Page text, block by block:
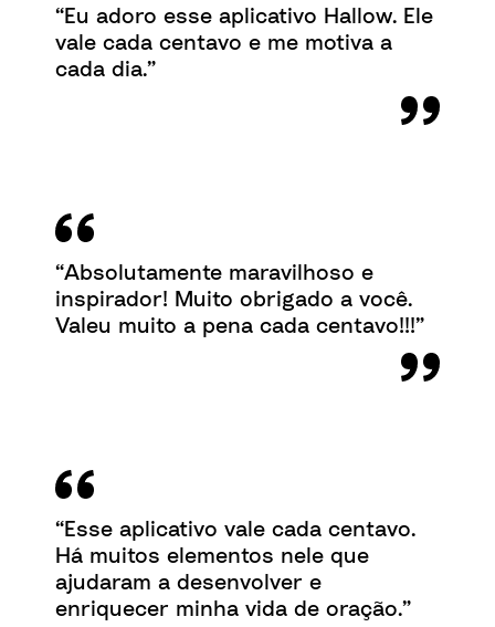
“Eu adoro esse aplicativo Hallow. Ele
vale cada centavo e me motiva a
cada dia.”
“Absolutamente maravilhoso e
inspirador! Muito obrigado a você.
Valeu muito a pena cada centavo!!!”
“Esse aplicativo vale cada centavo.
Há muitos elementos nele que
ajudaram a desenvolver e
enriquecer minha vida de oração.”